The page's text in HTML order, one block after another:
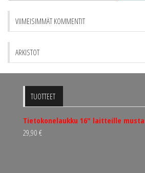
VIIMEISIMMÄT KOMMENTIT
ARKISTOT
TUOTTEET
Tietokonelaukku 16" laitteille musta
29,90 €